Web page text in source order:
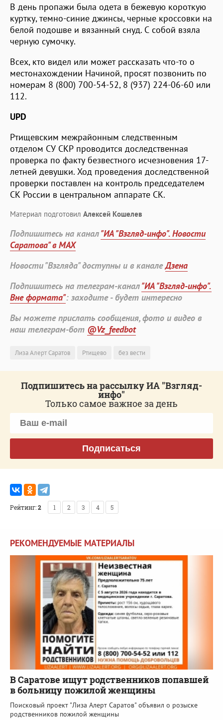
В день пропажи была одета в бежевую короткую
куртку, темно-синие джинсы, черные кроссовки на
белой подошве и вязанный снуд. С собой взяла
черную сумочку.
Всех, кто видел или может рассказать что-то о
местонахождении Начиной, просят позвонить по
номерам 8 (800) 700-54-52, 8 (937) 224-06-60 или
112.
UPD
Ртищевским межрайонным следственным
отделом СУ СКР проводится доследственная
проверка по факту безвестного исчезновения 17-
летней девушки. Ход проведения доследственной
проверки поставлен на контроль председателем
СК России в центральном аппарате СК.
Материал подготовил Алексей Кошелев
Подпишитесь на канал"ИА "Взгляд-инфо". Новости
Саратова" в MAX
Новости "Взгляда" доступны и в каналеДзена
Подпишитесь на телеграм-канал"ИА "Взгляд-инфо".
Вне формата": заходите - будет интересно
Вы можете прислать сообщения, фото и видео в
наш телеграм-бот @Vz_feedbot
Лиза Алерт Саратов Ртищево без вести
Подпишитесь на рассылку ИА "Взгляд-
инфо"
Только самое важное за день
Подписаться
Рейтинг:2 1 2 3 4 5
РЕКОМЕНДУЕМЫЕ МАТЕРИАЛЫ
В Саратове ищут родственников попавшей
в больницу пожилой женщины
Поисковый проект "Лиза Алерт Саратов" объявил о розыске
родственников пожилой женщины